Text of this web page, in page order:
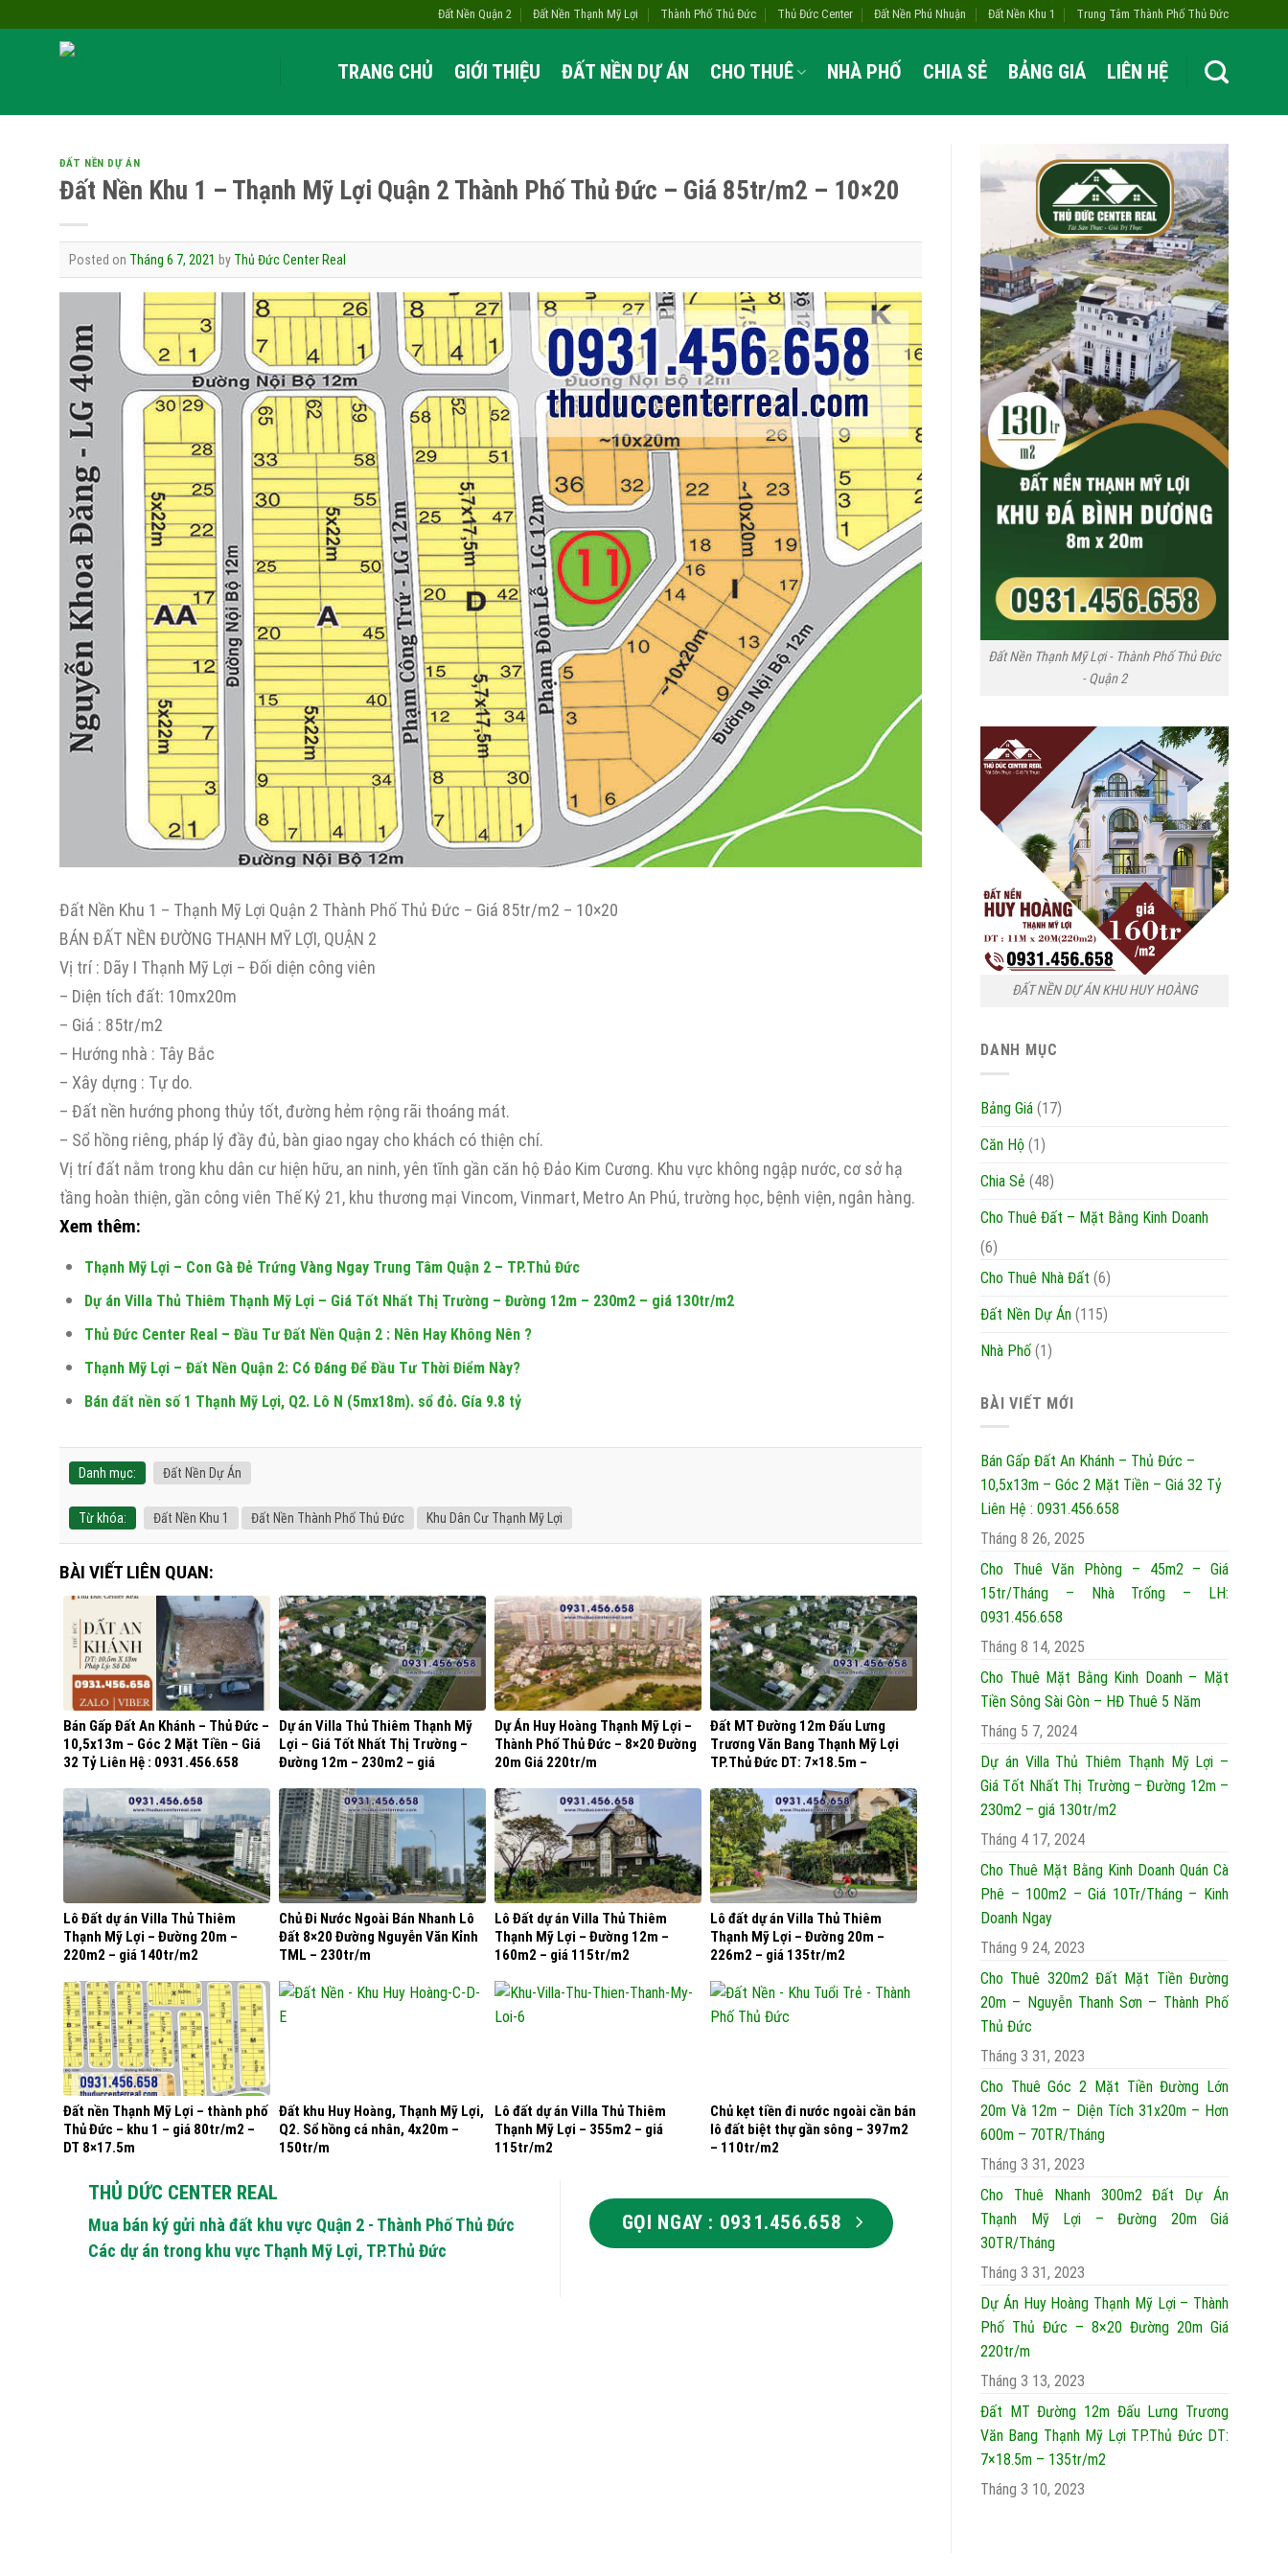
to
Đất Nền Quận 2 Đất Nền Thạnh Mỹ Lợi Thành Phố Thủ Đức Thủ Đức Center Đất Nền Phú Nhuận Đất Nền Khu 1 Trung Tâm Thành Phố Thủ Đức
TRANG CHỦ GIỚI THIỆU ĐẤT NỀN DỰ ÁN CHO THUÊ NHÀ PHỐ CHIA SẺ BẢNG GIÁ LIÊN HỆ
ĐẤT NỀN DỰ ÁN
Đất Nền Khu 1 – Thạnh Mỹ Lợi Quận 2 Thành Phố Thủ Đức – Giá 85tr/m2 – 10×20
Posted on Tháng 6 7, 2021 by Thủ Đức Center Real
Đất Nền Khu 1 – Thạnh Mỹ Lợi Quận 2 Thành Phố Thủ Đức – Giá 85tr/m2 – 10×20
BÁN ĐẤT NỀN ĐƯỜNG THẠNH MỸ LỢI, QUẬN 2
Vị trí : Dãy I Thạnh Mỹ Lợi – Đối diện công viên
– Diện tích đất: 10mx20m
– Giá : 85tr/m2
– Hướng nhà : Tây Bắc
– Xây dựng : Tự do.
– Đất nền hướng phong thủy tốt, đường hẻm rộng rãi thoáng mát.
– Sổ hồng riêng, pháp lý đầy đủ, bàn giao ngay cho khách có thiện chí.
Vị trí đất nằm trong khu dân cư hiện hữu, an ninh, yên tĩnh gần căn hộ Đảo Kim Cương. Khu vực không ngập nước, cơ sở hạ
tầng hoàn thiện, gần công viên Thế Kỷ 21, khu thương mại Vincom, Vinmart, Metro An Phú, trường học, bệnh viện, ngân hàng.
Xem thêm:
Thạnh Mỹ Lợi – Con Gà Đẻ Trứng Vàng Ngay Trung Tâm Quận 2 – TP.Thủ Đức
Dự án Villa Thủ Thiêm Thạnh Mỹ Lợi – Giá Tốt Nhất Thị Trường – Đường 12m – 230m2 – giá 130tr/m2
Thủ Đức Center Real – Đầu Tư Đất Nền Quận 2 : Nên Hay Không Nên ?
Thạnh Mỹ Lợi – Đất Nền Quận 2: Có Đáng Để Đầu Tư Thời Điểm Này?
Bán đất nền số 1 Thạnh Mỹ Lợi, Q2. Lô N (5mx18m). sổ đỏ. Gía 9.8 tỷ
Danh mục: Đất Nền Dự Án
Từ khóa: Đất Nền Khu 1 Đất Nền Thành Phố Thủ Đức Khu Dân Cư Thạnh Mỹ Lợi
BÀI VIẾT LIÊN QUAN:
Bán Gấp Đất An Khánh – Thủ Đức –
10,5x13m – Góc 2 Mặt Tiền – Giá
32 Tỷ Liên Hệ : 0931.456.658
Dự án Villa Thủ Thiêm Thạnh Mỹ
Lợi – Giá Tốt Nhất Thị Trường –
Đường 12m – 230m2 – giá
Dự Án Huy Hoàng Thạnh Mỹ Lợi –
Thành Phố Thủ Đức – 8×20 Đường
20m Giá 220tr/m
Đất MT Đường 12m Đấu Lưng
Trương Văn Bang Thạnh Mỹ Lợi
TP.Thủ Đức DT: 7×18.5m –
Lô Đất dự án Villa Thủ Thiêm
Thạnh Mỹ Lợi – Đường 20m –
220m2 – giá 140tr/m2
Chủ Đi Nước Ngoài Bán Nhanh Lô
Đất 8×20 Đường Nguyễn Văn Kỉnh
TML – 230tr/m
Lô Đất dự án Villa Thủ Thiêm
Thạnh Mỹ Lợi – Đường 12m –
160m2 – giá 115tr/m2
Lô đất dự án Villa Thủ Thiêm
Thạnh Mỹ Lợi – Đường 20m –
226m2 – giá 135tr/m2
Đất nền Thạnh Mỹ Lợi – thành phố
Thủ Đức – khu 1 – giá 80tr/m2 –
DT 8×17.5m
Đất khu Huy Hoàng, Thạnh Mỹ Lợi,
Q2. Sổ hồng cá nhân, 4x20m –
150tr/m
Lô đất dự án Villa Thủ Thiêm
Thạnh Mỹ Lợi – 355m2 – giá
115tr/m2
Chủ kẹt tiền đi nước ngoài cần bán
lô đất biệt thự gần sông – 397m2
– 110tr/m2
THỦ DỨC CENTER REAL
Mua bán ký gửi nhà đất khu vực Quận 2 - Thành Phố Thủ Đức
Các dự án trong khu vực Thạnh Mỹ Lợi, TP.Thủ Đức
GỌI NGAY : 0931.456.658
Đất Nền Thạnh Mỹ Lợi - Thành Phố Thủ Đức
- Quận 2
ĐẤT NỀN DỰ ÁN KHU HUY HOÀNG
DANH MỤC
Bảng Giá (17)
Căn Hộ (1)
Chia Sẻ (48)
Cho Thuê Đất – Mặt Bằng Kinh Doanh
(6)
Cho Thuê Nhà Đất (6)
Đất Nền Dự Án (115)
Nhà Phố (1)
BÀI VIẾT MỚI
Bán Gấp Đất An Khánh – Thủ Đức –
10,5x13m – Góc 2 Mặt Tiền – Giá 32 Tỷ
Liên Hệ : 0931.456.658
Tháng 8 26, 2025
Cho Thuê Văn Phòng – 45m2 – Giá
15tr/Tháng – Nhà Trống – LH:
0931.456.658
Tháng 8 14, 2025
Cho Thuê Mặt Bằng Kinh Doanh – Mặt
Tiền Sông Sài Gòn – HĐ Thuê 5 Năm
Tháng 5 7, 2024
Dự án Villa Thủ Thiêm Thạnh Mỹ Lợi –
Giá Tốt Nhất Thị Trường – Đường 12m –
230m2 – giá 130tr/m2
Tháng 4 17, 2024
Cho Thuê Mặt Bằng Kinh Doanh Quán Cà
Phê – 100m2 – Giá 10Tr/Tháng – Kinh
Doanh Ngay
Tháng 9 24, 2023
Cho Thuê 320m2 Đất Mặt Tiền Đường
20m – Nguyễn Thanh Sơn – Thành Phố
Thủ Đức
Tháng 3 31, 2023
Cho Thuê Góc 2 Mặt Tiền Đường Lớn
20m Và 12m – Diện Tích 31x20m – Hơn
600m – 70TR/Tháng
Tháng 3 31, 2023
Cho Thuê Nhanh 300m2 Đất Dự Án
Thạnh Mỹ Lợi – Đường 20m Giá
30TR/Tháng
Tháng 3 31, 2023
Dự Án Huy Hoàng Thạnh Mỹ Lợi – Thành
Phố Thủ Đức – 8×20 Đường 20m Giá
220tr/m
Tháng 3 13, 2023
Đất MT Đường 12m Đấu Lưng Trương
Văn Bang Thạnh Mỹ Lợi TP.Thủ Đức DT:
7×18.5m – 135tr/m2
Tháng 3 10, 2023